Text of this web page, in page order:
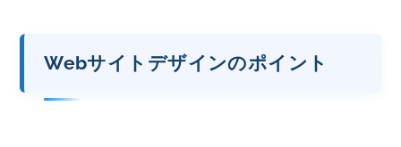
Webサイトデザインのポイント